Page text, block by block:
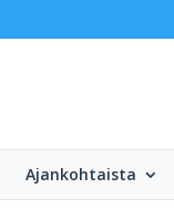
Ajankohtaista